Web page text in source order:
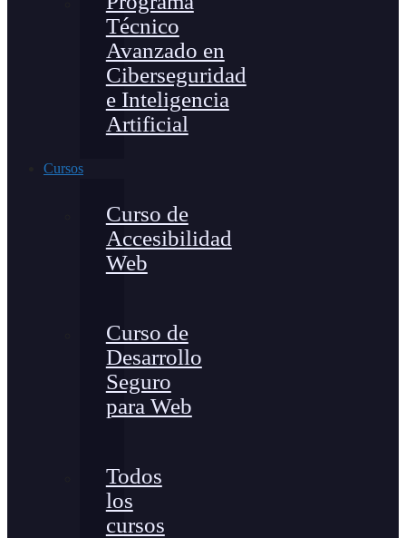
Técnico
Avanzado en
Ciberseguridad
e Inteligencia
Artificial
Cursos
Curso de
Accesibilidad
Web
Curso de
Desarrollo
Seguro
para Web
Todos
los
cursos